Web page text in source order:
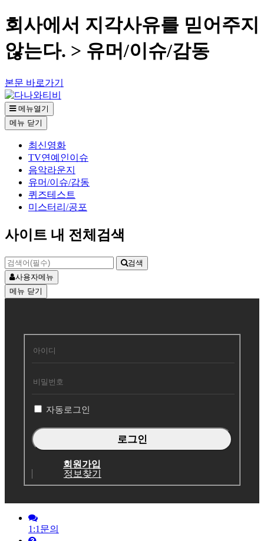
회사에서 지각사유를 믿어주지
않는다. > 유머/이슈/감동
본문 바로가기
메뉴열기
메뉴 닫기
최신영화
TV연예인이슈
음악라운지
유머/이슈/감동
퀴즈테스트
미스터리/공포
사이트 내 전체검색
검색
사용자메뉴
메뉴 닫기
회
원
그
인
자동로그인
회원가입
정보찾기
1:1문의